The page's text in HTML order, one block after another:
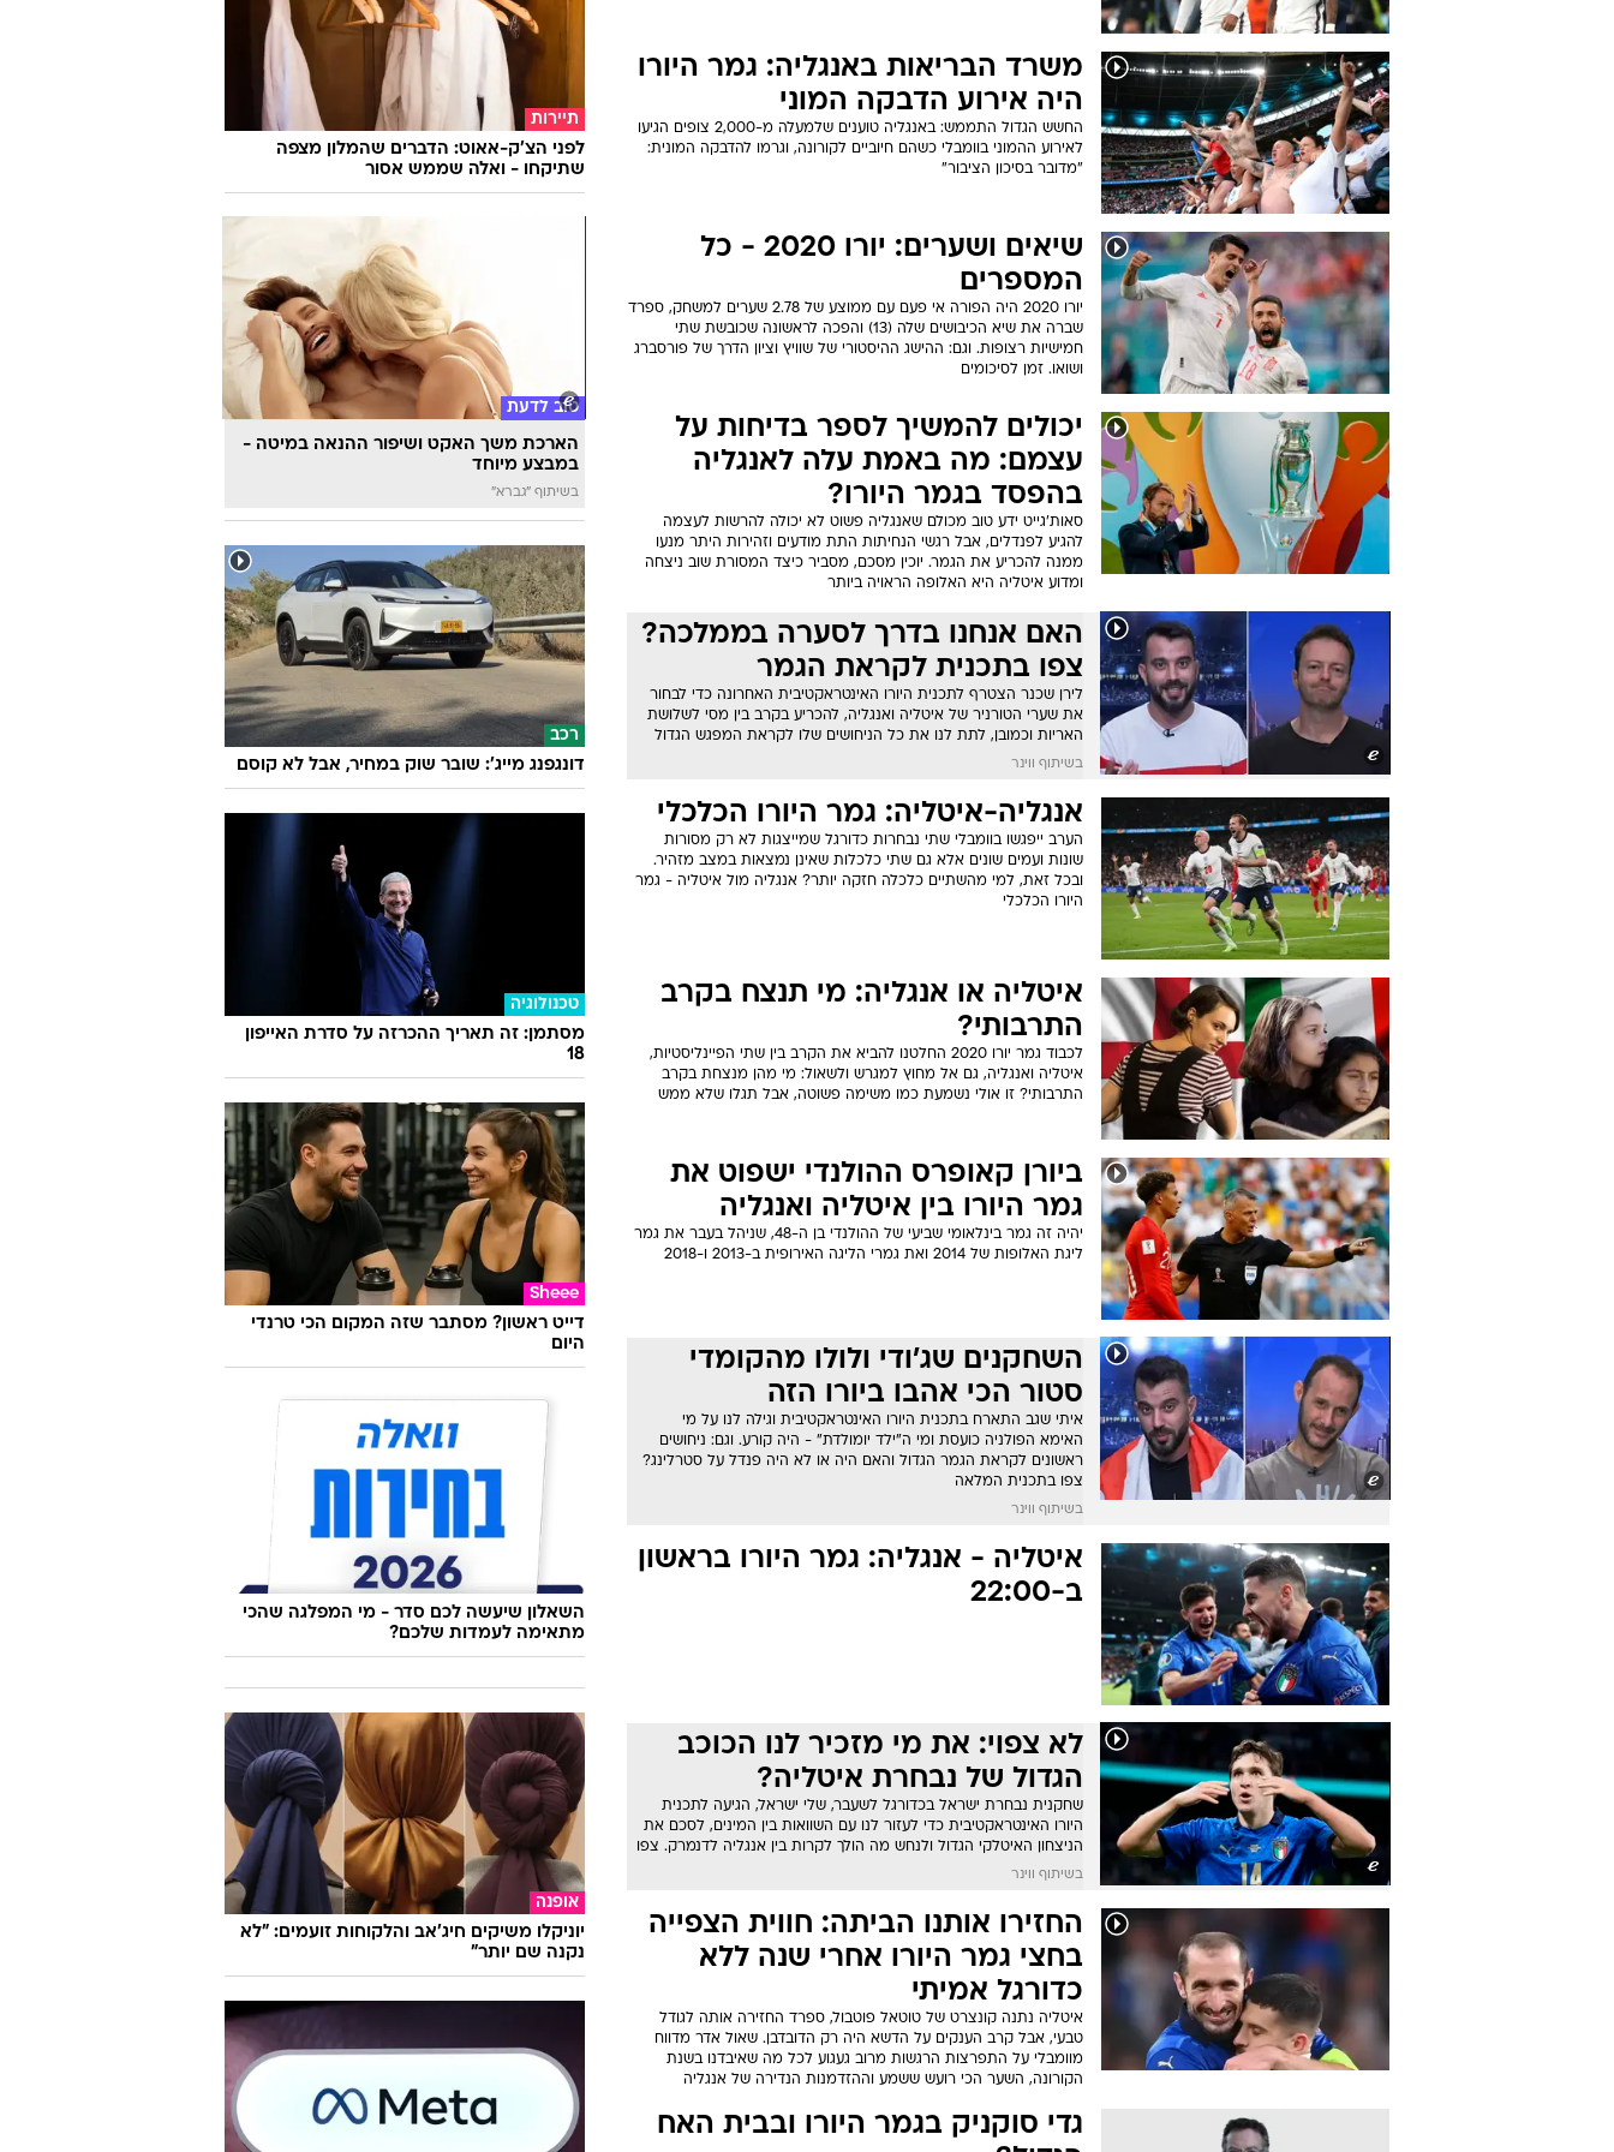
משרד הבריאות באנגליה: גמר היורו
היה אירוע הדבקה המוני
החשש הגדול התממש: באנגליה טוענים שלמעלה מ-2,000 צופים הגיעו
לאירוע ההמוני בוומבלי כשהם חיוביים לקורונה, וגרמו להדבקה המונית:
"מדובר בסיכון הציבור"
שיאים ושערים: יורו 2020 - כל
המספרים
יורו 2020 היה הפורה אי פעם עם ממוצע של 2.78 שערים למשחק, ספרד
שברה את שיא הכיבושים שלה (13) והפכה לראשונה שכובשת שתי
חמישיות רצופות. וגם: ההישג ההיסטורי של שוויץ וציון הדרך של פורסברג
ושואו. זמן לסיכומים
יכולים להמשיך לספר בדיחות על
עצמם: מה באמת עלה לאנגליה
בהפסד בגמר היורו?
סאות'גייט ידע טוב מכולם שאנגליה פשוט לא יכולה להרשות לעצמה
להגיע לפנדלים, אבל רגשי הנחיתות התת מודעים וזהירות היתר מנעו
ממנה להכריע את הגמר. יוכין מסכם, מסביר כיצד המסורת שוב ניצחה
ומדוע איטליה היא האלופה הראויה ביותר
האם אנחנו בדרך לסערה בממלכה?
צפו בתכנית לקראת הגמר
לירן שכנר הצטרף לתכנית היורו האינטראקטיבית האחרונה כדי לבחור
את שערי הטורניר של איטליה ואנגליה, להכריע בקרב בין מסי לשלושת
האריות וכמובן, לתת לנו את כל הניחושים שלו לקראת המפגש הגדול
בשיתוף ווינר
אנגליה-איטליה: גמר היורו הכלכלי
הערב ייפגשו בוומבלי שתי נבחרות כדורגל שמייצגות לא רק מסורות
שונות ועמים שונים אלא גם שתי כלכלות שאינן נמצאות במצב מזהיר.
ובכל זאת, למי מהשתיים כלכלה חזקה יותר? אנגליה מול איטליה - גמר
היורו הכלכלי
איטליה או אנגליה: מי תנצח בקרב
התרבותי?
לכבוד גמר יורו 2020 החלטנו להביא את הקרב בין שתי הפיינליסטיות,
איטליה ואנגליה, גם אל מחוץ למגרש ולשאול: מי מהן מנצחת בקרב
התרבותי? זו אולי נשמעת כמו משימה פשוטה, אבל תגלו שלא ממש
ביורן קאופרס ההולנדי ישפוט את
גמר היורו בין איטליה ואנגליה
יהיה זה גמר בינלאומי שביעי של ההולנדי בן ה-48, שניהל בעבר את גמר
ליגת האלופות של 2014 ואת גמרי הליגה האירופית ב-2013 ו-2018
השחקנים שג'ודי ולולו מהקומדי
סטור הכי אהבו ביורו הזה
איתי שגב התארח בתכנית היורו האינטראקטיבית וגילה לנו על מי
האימא הפולניה כועסת ומי ה"ילד יומולדת" - היה קורע. וגם: ניחושים
ראשונים לקראת הגמר הגדול והאם היה או לא היה פנדל על סטרלינג?
צפו בתכנית המלאה
בשיתוף ווינר
איטליה - אנגליה: גמר היורו בראשון
ב-22:00
לא צפוי: את מי מזכיר לנו הכוכב
הגדול של נבחרת איטליה?
שחקנית נבחרת ישראל בכדורגל לשעבר, שלי ישראל, הגיעה לתכנית
היורו האינטראקטיבית כדי לעזור לנו עם השוואות בין המינים, לסכם את
הניצחון האיטלקי הגדול ולנחש מה הולך לקרות בין אנגליה לדנמרק. צפו
בשיתוף ווינר
החזירו אותנו הביתה: חווית הצפייה
בחצי גמר היורו אחרי שנה ללא
כדורגל אמיתי
איטליה נתנה קונצרט של טוטאל פוטבול, ספרד החזירה אותה לגודל
טבעי, אבל קרב הענקים על הדשא היה רק הדובדבן. שאול אדר מדווח
מוומבלי על התפרצות הרגשות מרוב געגוע לכל מה שאיבדנו בשנת
הקורונה, השער הכי רועש ששמע וההזדמנות הנדירה של אנגליה
גדי סוקניק בגמר היורו ובבית האח
תיירות
לפני הצ'ק-אאוט: הדברים שהמלון מצפה
שתיקחו - ואלה שממש אסור
טוב לדעת
הארכת משך האקט ושיפור ההנאה במיטה -
במבצע מיוחד
בשיתוף "גברא"
רכב
דונגפנג מייג': שובר שוק במחיר, אבל לא קוסם
טכנולוגיה
מסתמן: זה תאריך ההכרזה על סדרת האייפון
18
Sheee
דייט ראשון? מסתבר שזה המקום הכי טרנדי
היום
השאלון שיעשה לכם סדר - מי המפלגה שהכי
מתאימה לעמדות שלכם?
אופנה
יוניקלו משיקים חיג'אב והלקוחות זועמים: "לא
נקנה שם יותר"